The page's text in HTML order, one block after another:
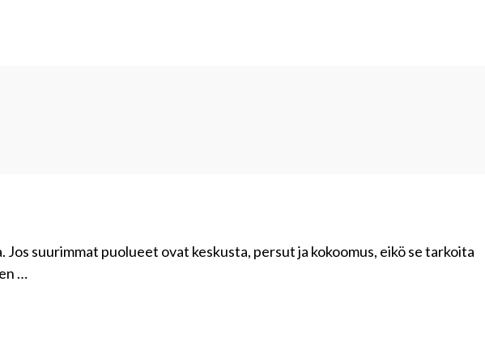
suurimmat puolueet ovat keskusta, persut ja kokoomus, eikö se tarkoita
…